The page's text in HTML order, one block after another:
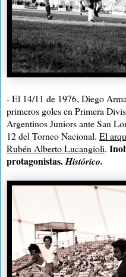
- El 14/11 de 1976, Diego
primeros goles en Primera
Argentinos Juniors ante San
12 del Torneo Nacional. El
Rubén Alberto Lucangioli.
protagonistas.Histórico.